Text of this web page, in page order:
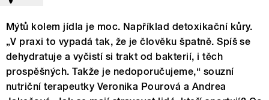
Mýtů kolem jídla je moc. Například detoxikační kůry.
„V praxi to vypadá tak, že je člověku špatně. Spíš se
dehydratuje a vyčistí si trakt od bakterií, i těch
prospěšných. Takže je nedoporučujeme,“ souzní
nutriční terapeutky Veronika Pourová a Andrea